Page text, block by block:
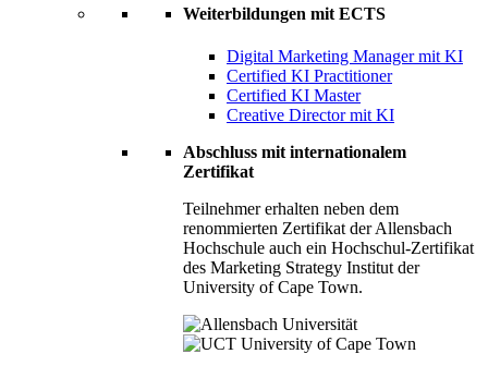
Weiterbildungen mit ECTS
Digital Marketing Manager mit KI
Certified KI Practitioner
Certified KI Master
Creative Director mit KI
Abschluss mit internationalem
Zertifikat
Teilnehmer erhalten neben dem
renommierten Zertifikat der Allensbach
Hochschule auch ein Hochschul-Zertifikat
des Marketing Strategy Institut der
University of Cape Town.